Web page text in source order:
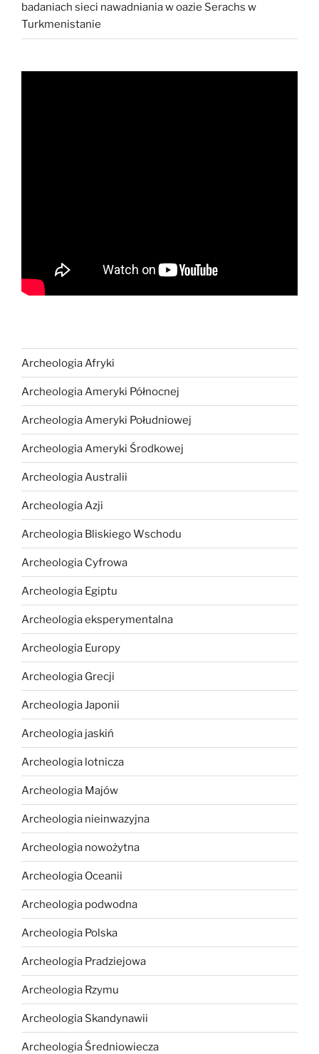
badaniach sieci nawadniania w oazie Serachs w
Turkmenistanie
Archeologia Afryki
Archeologia Ameryki Północnej
Archeologia Ameryki Południowej
Archeologia Ameryki Środkowej
Archeologia Australii
Archeologia Azji
Archeologia Bliskiego Wschodu
Archeologia Cyfrowa
Archeologia Egiptu
Archeologia eksperymentalna
Archeologia Europy
Archeologia Grecji
Archeologia Japonii
Archeologia jaskiń
Archeologia lotnicza
Archeologia Majów
Archeologia nieinwazyjna
Archeologia nowożytna
Archeologia Oceanii
Archeologia podwodna
Archeologia Polska
Archeologia Pradziejowa
Archeologia Rzymu
Archeologia Skandynawii
Archeologia Średniowiecza